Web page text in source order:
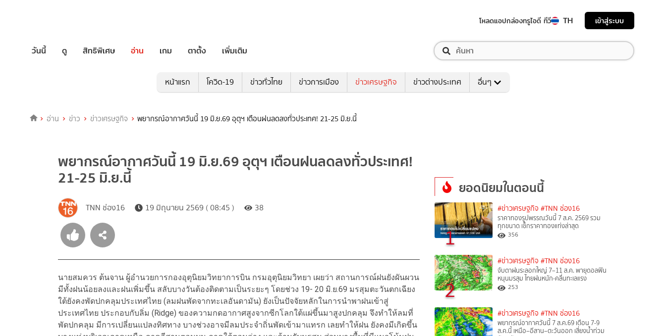
โหลดแอปกล่องทรูไอดี ทีวี TH เข้าสู่ระบบ
วันนี้ ดู สิทธิพิเศษ อ่าน เกม ตาตั้ง เพิ่มเติม
หน้าแรก โควิด-19 ข่าวทั่วไทย ข่าวการเมือง ข่าวเศรษฐกิจ ข่าวต่างประเทศ อื่นๆ
อ่าน ข่าว ข่าวเศรษฐกิจ พยากรณ์อากาศวันนี้ 19 มิ.ย.69 อุตุฯ เตือนฝนลดลงทั่วประเทศ! 21-25 มิ.ย.นี้
พยากรณ์อากาศวันนี้ 19 มิ.ย.69 อุตุฯ เตือนฝนลดลงทั่วประเทศ!
21-25 มิ.ย.นี้
TNN ช่อง16 19 มิถุนายน 2569 ( 08:45 ) 38
นายสมควร ต้นจาน ผู้อำนวยการกองอุตุนิยมวิทยาการบิน กรมอุตุนิยมวิทยา เผยว่า สถานการณ์ฝนยังผันผวน
มีทั้งฝนน้อยลงและฝนเพิ่มขึ้น สลับบางวันต้องติดตามเป็นระยะๆ โดยช่วง 19- 20 มิ.ย.69 มรสุมตะวันตกเฉียง
ใต้ยังคงพัดปกคลุมประเทศไทย (ลมฝนพัดจากทะเลอันดามัน) ยังเป็นปัจจัยหลักในการนำพาฝนเข้าสู่
ประเทศไทย ประกอบกับลิ่ม (Ridge) ของความกดอากาศสูงจากซีกโลกใต้แผ่ขึ้นมาสูงปกคลุม จึงทำให้ลมที่
พัดปกคลุม มีการเปลี่ยนแปลงทิศทาง บางช่วงอาจมีลมประจำถิ่นพัดเข้ามาแทรก เลยทำให้ฝน ยังคงมีเกิดขึ้น
ยอดนิยมในตอนนี้
1
#ข่าวเศรษฐกิจ #TNN ช่อง16
ราคาทองรูปพรรณวันนี้ 7 ส.ค. 2569 รวม
ทุกขนาด เช็กราคาทองแท่งล่าสุด
356
2
#ข่าวเศรษฐกิจ #TNN ช่อง16
จับตาฝนระลอกใหญ่ 7–11 ส.ค. พายุดอลฟิน
หนุนมรสุม ไทยฝนหนัก-คลื่นทะเลแรง
253
#ข่าวเศรษฐกิจ #TNN ช่อง16
พยากรณ์อากาศวันนี้ 7 ส.ค.69 เตือน 7-9
ส.ค.นี้ เหนือ–อีสาน–ตะวันออก เสี่ยงน้ำท่วม